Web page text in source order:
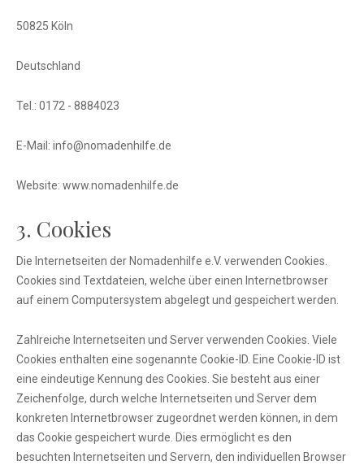
50825 Köln
Deutschland
Tel.: 0172 - 8884023
E-Mail: info@nomadenhilfe.de
Website: www.nomadenhilfe.de
3. Cookies
Die Internetseiten der Nomadenhilfe e.V. verwenden Cookies.
Cookies sind Textdateien, welche über einen Internetbrowser
auf einem Computersystem abgelegt und gespeichert werden.
Zahlreiche Internetseiten und Server verwenden Cookies. Viele
Cookies enthalten eine sogenannte Cookie-ID. Eine Cookie-ID ist
eine eindeutige Kennung des Cookies. Sie besteht aus einer
Zeichenfolge, durch welche Internetseiten und Server dem
konkreten Internetbrowser zugeordnet werden können, in dem
das Cookie gespeichert wurde. Dies ermöglicht es den
besuchten Internetseiten und Servern, den individuellen Browser